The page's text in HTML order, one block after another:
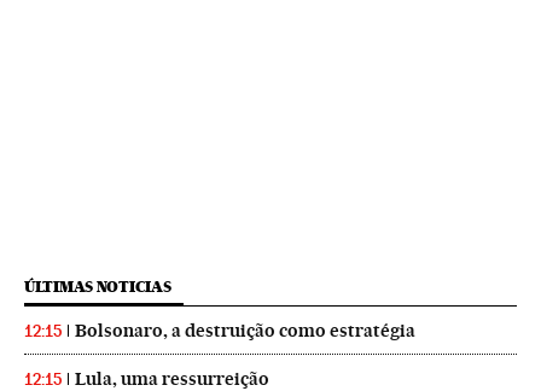
ÚLTIMAS NOTICIAS
12:15 Bolsonaro, a destruição como estratégia
12:15 Lula, uma ressurreição